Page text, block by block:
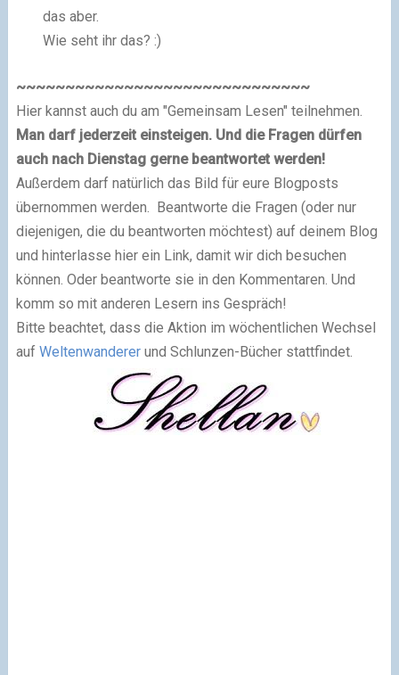
das aber.
Wie seht ihr das? :)
~~~~~~~~~~~~~~~~~~~~~~~~~~~~~~
Hier kannst auch du am "Gemeinsam Lesen" teilnehmen.
Man darf jederzeit einsteigen. Und die Fragen dürfen
auch nach Dienstag gerne beantwortet werden!
Außerdem darf natürlich das Bild für eure Blogposts
übernommen werden. Beantworte die Fragen (oder nur
diejenigen, die du beantworten möchtest) auf deinem Blog
und hinterlasse hier ein Link, damit wir dich besuchen
können. Oder beantworte sie in den Kommentaren. Und
komm so mit anderen Lesern ins Gespräch!
Bitte beachtet, dass die Aktion im wöchentlichen Wechsel
auf Weltenwandererund Schlunzen-Bücher stattfindet.